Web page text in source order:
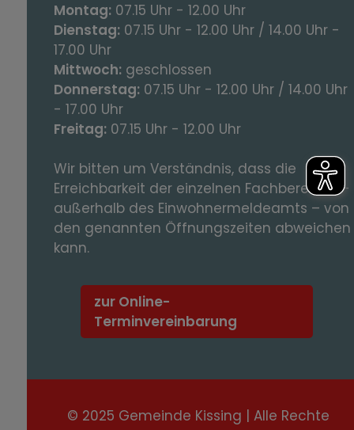
Montag: 07.15 Uhr - 12.00 Uhr
Dienstag: 07.15 Uhr - 12.00 Uhr / 14.00 Uhr -
17.00 Uhr
Mittwoch: geschlossen
Donnerstag: 07.15 Uhr - 12.00 Uhr / 14.00 Uhr
- 17.00 Uhr
Freitag: 07.15 Uhr - 12.00 Uhr
Wir bitten um Verständnis, dass die
Erreichbarkeit der einzelnen Fachbereiche -
außerhalb des Einwohnermeldeamts – von
den genannten Öffnungszeiten abweichen
kann.
zur Online-
Terminvereinbarung
© 2025 Gemeinde Kissing | Alle Rechte